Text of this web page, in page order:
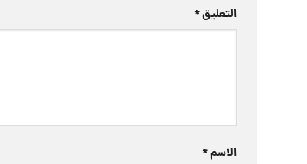
التعليق*
الاسم*